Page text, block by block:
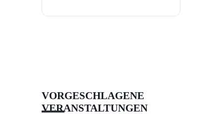
VORGESCHLAGENE
VERANSTALTUNGEN